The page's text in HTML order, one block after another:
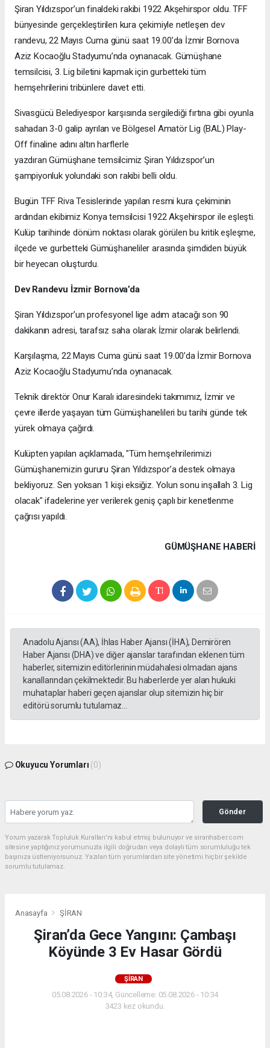
Şiran Yıldızspor’un finaldeki rakibi 1922 Akşehirspor oldu. TFF
bünyesinde gerçekleştirilen kura çekimiyle netleşen dev
randevu, 22 Mayıs Cuma günü saat 19.00’da İzmir Bornova
Aziz Kocaoğlu Stadyumu’nda oynanacak. Gümüşhane
temsilcisi, 3. Lig biletini kapmak için gurbetteki tüm
hemşehrilerini tribünlere davet etti.
Sivasgücü Belediyespor karşısında sergilediği fırtına gibi oyunla
sahadan 3-0 galip ayrılan ve Bölgesel Amatör Lig (BAL) Play-
Off finaline adını altın harflerle
yazdıran Gümüşhane temsilcimiz Şiran Yıldızspor’un
şampiyonluk yolundaki son rakibi belli oldu.
Bugün TFF Riva Tesislerinde yapılan resmi kura çekiminin
ardından ekibimiz Konya temsilcisi 1922 Akşehirspor ile eşleşti.
Kulüp tarihinde dönüm noktası olarak görülen bu kritik eşleşme,
ilçede ve gurbetteki Gümüşhaneliler arasında şimdiden büyük
bir heyecan oluşturdu.
Dev Randevu İzmir Bornova’da
Şiran Yıldızspor’un profesyonel lige adım atacağı son 90
dakikanın adresi, tarafsız saha olarak İzmir olarak belirlendi.
Karşılaşma, 22 Mayıs Cuma günü saat 19.00’da İzmir Bornova
Aziz Kocaoğlu Stadyumu’nda oynanacak.
Teknik direktör Onur Karalı idaresindeki takımımız, İzmir ve
çevre illerde yaşayan tüm Gümüşhanelileri bu tarihi günde tek
yürek olmaya çağırdı.
Kulüpten yapılan açıklamada, "Tüm hemşehrilerimizi
Gümüşhanemizin gururu Şiran Yıldızspor’a destek olmaya
bekliyoruz. Sen yoksan 1 kişi eksiğiz. Yolun sonu inşallah 3. Lig
olacak" ifadelerine yer verilerek geniş çaplı bir kenetlenme
çağrısı yapıldı.
GÜMÜŞHANE HABERİ
Anadolu Ajansı (AA), İhlas Haber Ajansı (İHA), Demirören
Haber Ajansı (DHA) ve diğer ajanslar tarafından eklenen tüm
haberler, sitemizin editörlerinin müdahalesi olmadan ajans
kanallarından çekilmektedir. Bu haberlerde yer alan hukuki
muhataplar haberi geçen ajanslar olup sitemizin hiç bir
editörü sorumlu tutulamaz...
Okuyucu Yorumları (0)
Gönder
Yorum yazarak Topluluk Kuralları’nı kabul etmiş bulunuyor ve siranhaber.com
sitesine yaptığınız yorumunuzla ilgili doğrudan veya dolaylı tüm sorumluluğu tek
başınıza üstleniyorsunuz. Yazılan tüm yorumlardan site yönetimi hiçbir şekilde
sorumlu tutulamaz.
Anasayfa ŞİRAN
Şiran’da Gece Yangını: Çambaşı
Köyünde 3 Ev Hasar Gördü
ŞİRAN
05.08.2026 - 10:34, Güncelleme: 05.08.2026 - 10:34
3423 kez okundu.